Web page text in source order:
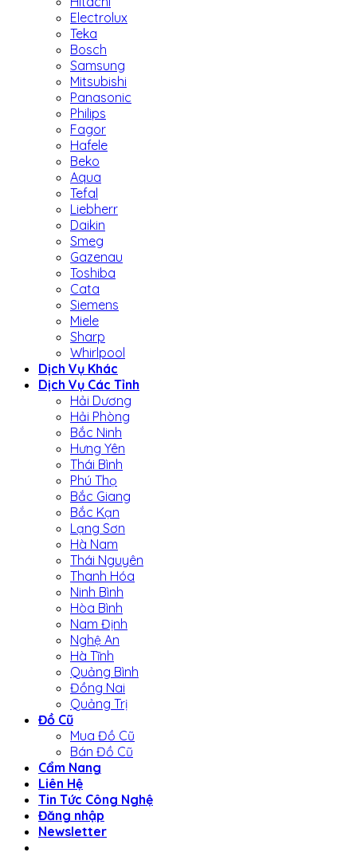
Electrolux
Teka
Bosch
Samsung
Mitsubishi
Panasonic
Philips
Fagor
Hafele
Beko
Aqua
Tefal
Liebherr
Daikin
Smeg
Gazenau
Toshiba
Cata
Siemens
Miele
Sharp
Whirlpool
Dịch Vụ Khác
Dịch Vụ Các Tỉnh
Hải Dương
Hải Phòng
Bắc Ninh
Hưng Yên
Thái Bình
Phú Thọ
Bắc Giang
Bắc Kạn
Lạng Sơn
Hà Nam
Thái Nguyên
Thanh Hóa
Ninh Bình
Hòa Bình
Nam Định
Nghệ An
Hà Tĩnh
Quảng Bình
Đồng Nai
Quảng Trị
Đồ Cũ
Mua Đồ Cũ
Bán Đồ Cũ
Cẩm Nang
Liên Hệ
Tin Tức Công Nghệ
Đăng nhập
Newsletter